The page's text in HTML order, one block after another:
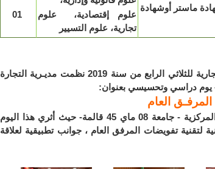
علوم إقتصادية، علوم
تجارية، علوم التسيير
ماستر أوشهادة
لها
في إطار البرنامج التحسيسية المتعلق بالمنافسة والممارسات التجارية للثلاثي الرابع من سنة 2019 نظمت مديـرية التجارة
يوم دراسي وتحسيسي بعنوان:
العام
وذلك يوم الخميس 07 نوفمبر 2019 بقاعة المحاضرات - المكتبة المركزية - جامعة 08 ماي 45 قالمة- حيث أثري هذا اليوم
تفويضات المرفق العام ، جوانب تطبيقية لعلاقة